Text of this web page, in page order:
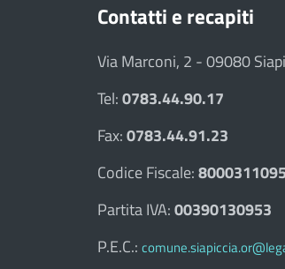
Contatti e recapiti
Via Marconi, 2 - 09080
Tel:0783.44.90.17
Fax:0783.44.91.23
Codice Fiscale:
Partita IVA:00390130953
P.E.C.: